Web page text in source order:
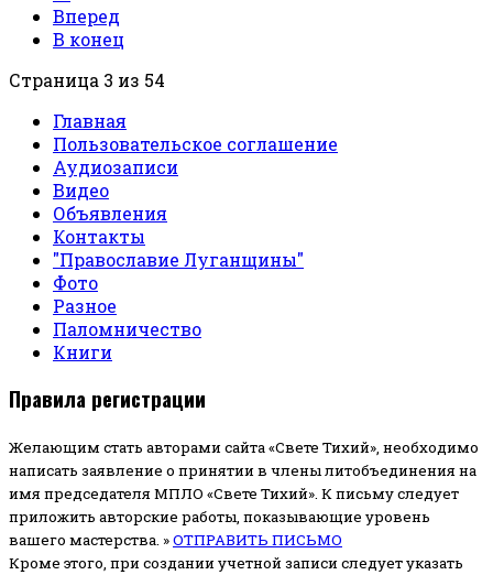
Вперед
В конец
Страница 3 из 54
Главная
Пользовательское соглашение
Аудиозаписи
Видео
Объявления
Контакты
"Православие Луганщины"
Фото
Разное
Паломничество
Книги
Правила регистрации
Желающим стать авторами сайта «Свете Тихий», необходимо
написать заявление о принятии в члены литобъединения на
имя председателя МПЛО «Свете Тихий». К письму следует
приложить авторские работы, показывающие уровень
вашего мастерства. »ОТПРАВИТЬ ПИСЬМО
Кроме этого, при создании учетной записи следует указать